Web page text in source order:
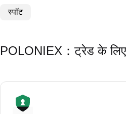
स्पॉट
POLONIEX：ट्रेड के लिए